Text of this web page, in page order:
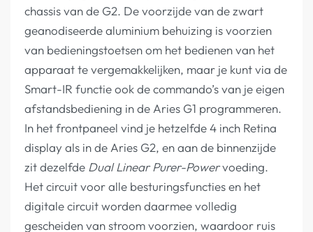
chassis van de G2. De voorzijde van de zwart
geanodiseerde aluminium behuizing is voorzien
van bedieningstoetsen om het bedienen van het
apparaat te vergemakkelijken, maar je kunt via de
Smart-IR functie ook de commando’s van je eigen
afstandsbediening in de Aries G1 programmeren.
In het frontpaneel vind je hetzelfde 4 inch Retina
display als in de Aries G2, en aan de binnenzijde
zit dezelfde Dual Linear Purer-Powervoeding.
Het circuit voor alle besturingsfuncties en het
digitale circuit worden daarmee volledig
gescheiden van stroom voorzien, waardoor ruis